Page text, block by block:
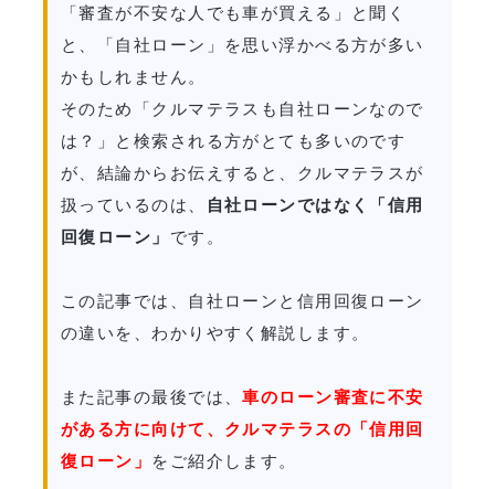
「審査が不安な人でも車が買える」と聞く
と、「自社ローン」を思い浮かべる方が多い
かもしれません。
そのため「クルマテラスも自社ローンなので
は？」と検索される方がとても多いのです
が、結論からお伝えすると、クルマテラスが
扱っているのは、
自社ローンではなく「信用
回復ローン」 です。
この記事では、自社ローンと信用回復ローン
の違いを、わかりやすく解説します。
また記事の最後では、車のローン審査に不安
がある方に向けて、クルマテラスの「信用回
復ローン」 をご紹介します。